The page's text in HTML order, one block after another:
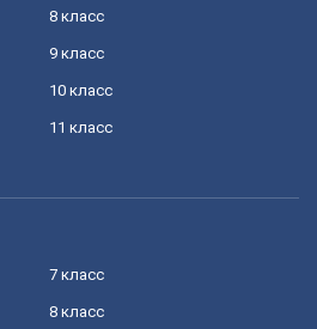
8 класс
9 класс
10 класс
11 класс
7 класс
8 класс